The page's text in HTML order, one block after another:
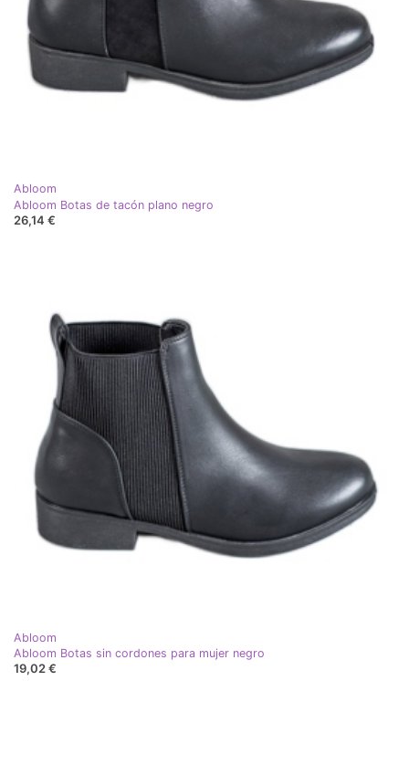
Abloom
Abloom Botas de tacón plano negro
26,14 €
Abloom
Abloom Botas sin cordones para mujer negro
19,02 €